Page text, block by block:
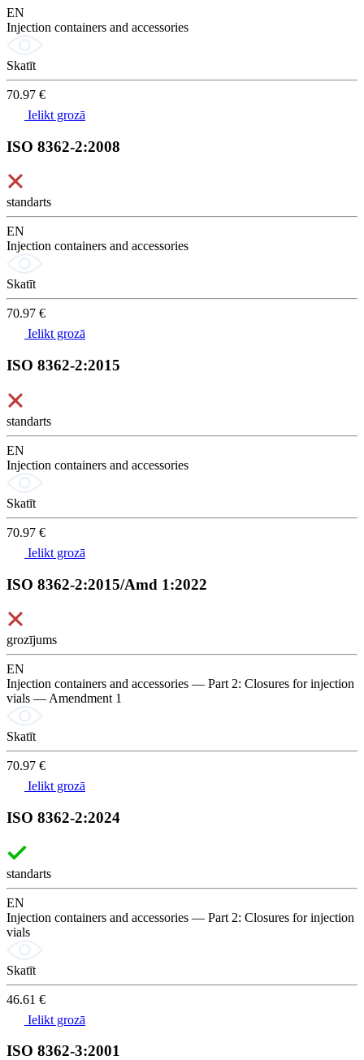
EN
Injection containers and accessories
Skatīt
70.97 €
Ielikt grozā
ISO 8362-2:2008
standarts
EN
Injection containers and accessories
Skatīt
70.97 €
Ielikt grozā
ISO 8362-2:2015
standarts
EN
Injection containers and accessories
Skatīt
70.97 €
Ielikt grozā
ISO 8362-2:2015/Amd 1:2022
grozījums
EN
Injection containers and accessories — Part 2: Closures for injection
vials — Amendment 1
Skatīt
70.97 €
Ielikt grozā
ISO 8362-2:2024
standarts
EN
Injection containers and accessories — Part 2: Closures for injection
vials
Skatīt
46.61 €
Ielikt grozā
ISO 8362-3:2001